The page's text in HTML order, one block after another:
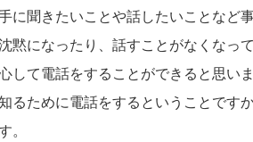
に聞きたいことや話したいことなど
黙になったり、話すことがなくなっ
して電話をすることができると思いま
るために電話をするということです
。